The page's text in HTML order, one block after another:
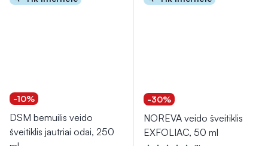
-10%
DSM bemuilis veido
šveitiklis jautriai odai, 250
-30%
NOREVA veido šveitiklis
EXFOLIAC, 50 ml